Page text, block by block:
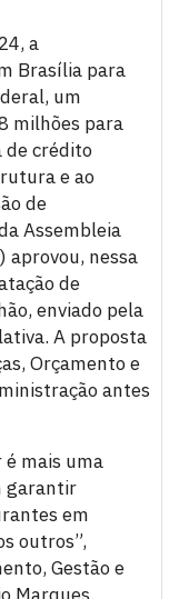
a
Brasília para
um
milhões para
de crédito
e ao
de
Assembleia
aprovou, nessa
de
enviado pela
A proposta
Orçamento e
antes
mais uma
garantir
em
outros”,
Gestão e